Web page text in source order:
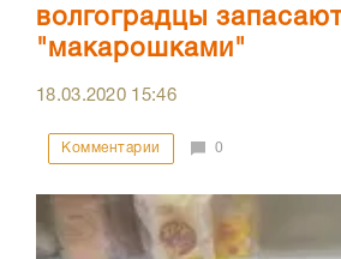
волгоградцы
"макарошками"
18.03.2020 15:46
Комментарии 0